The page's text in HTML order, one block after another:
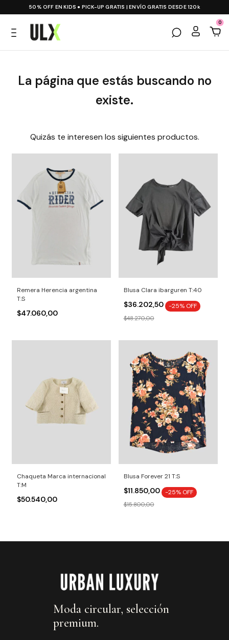
50% OFF EN KIDS ● PICK-UP GRATIS | ENVÍO GRATIS DESDE 120k
0
La página que estás buscando no
existe.
Quizás te interesen los siguientes productos.
Remera Herencia argentina
T:S
$47.060,00
Blusa Clara ibarguren T:40
$36.202,50 -25% OFF
$48.270,00
Chaqueta Marca internacional
T:M
$50.540,00
Blusa Forever 21 T:S
$11.850,00 -25% OFF
$15.800,00
Moda circular, selección
premium.